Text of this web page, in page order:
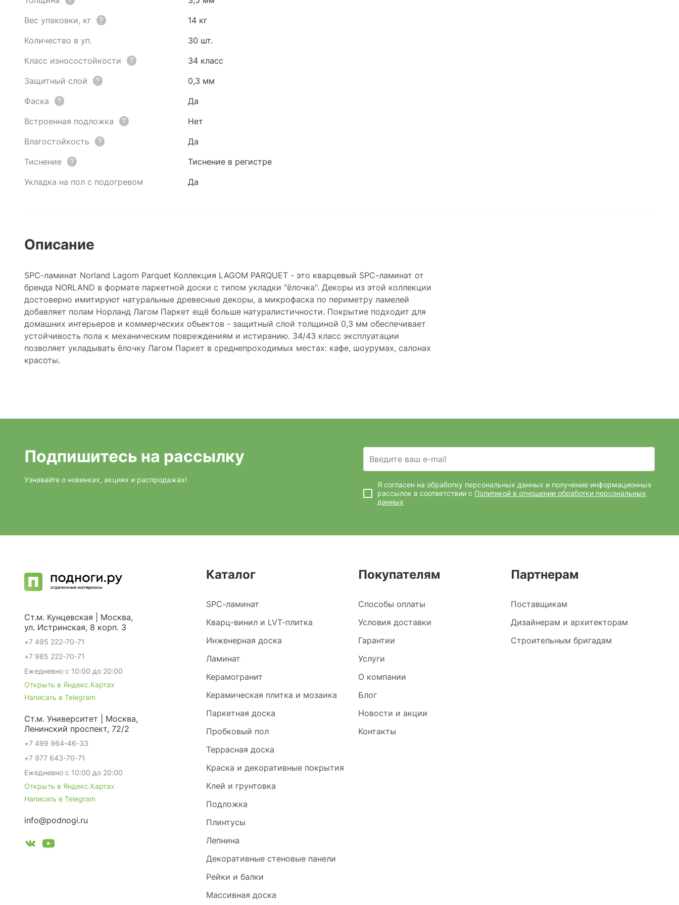
Вес упаковки, кг
14 кг
Количество в уп.
30 шт.
Класс износостойкости
34 класс
Защитный слой
0,3 мм
Фаска
Да
Встроенная подложка
Нет
Влагостойкость
Да
Тиснение
Тиснение в регистре
Укладка на пол с подогревом
Да
Описание
SPC-ламинат Norland Lagom Parquet Коллекция LAGOM PARQUET - это кварцевый SPC-ламинат от
бренда NORLAND в формате паркетной доски c типом укладки "ёлочка". Декоры из этой коллекции
достоверно имитируют натуральные древесные декоры, а микрофаска по периметру ламелей
добавляет полам Норланд Лагом Паркет ещё больше натуралистичности. Покрытие подходит для
домашних интерьеров и коммерческих объектов - защитный слой толщиной 0,3 мм обеспечивает
устойчивость пола к механическим повреждениям и истиранию. 34/43 класс эксплуатации
позволяет укладывать ёлочку Лагом Паркет в среднепроходимых местах: кафе, шоурумах, салонах
красоты.
Подпишитесь на рассылку
Узнавайте о новинках, акциях и распродажах!
Введите ваш e-mail
Я согласен на обработку персональных данных и получение информационных
рассылок в соответствии с Политикой в отношении обработки персональных
данных *
Каталог
SPC-ламинат
Кварц-винил и LVT-плитка
Инженерная доска
Ламинат
Керамогранит
Керамическая плитка и мозаика
Паркетная доска
Пробковый пол
Террасная доска
Краска и декоративные покрытия
Клей и грунтовка
Подложка
Плинтусы
Лепнина
Декоративные стеновые панели
Рейки и балки
Массивная доска
Покупателям
Способы оплаты
Условия доставки
Гарантии
Услуги
О компании
Блог
Новости и акции
Контакты
Партнерам
Поставщикам
Дизайнерам и архитекторам
Строительным бригадам
Ст.м. Кунцевская | Москва,
ул. Истринская, 8 корп. 3
+7 495 222-70-71
+7 985 222-70-71
Ежедневно с 10:00 до 20:00
Открыть в Яндекс.Картах
Написать в Telegram
Ст.м. Университет | Москва,
Ленинский проспект, 72/2
+7 499 964-46-33
+7 977 643-70-71
Ежедневно с 10:00 до 20:00
Открыть в Яндекс.Картах
Написать в Telegram
info@podnogi.ru